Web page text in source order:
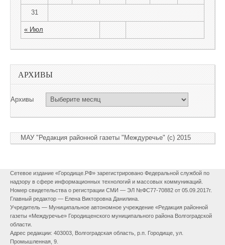
« Июл
31
АРХИВЫ
Архивы
МАУ "Редакция районной газеты "Междуречье" (c) 2015
Сетевое издание «Городище.РФ» зарегистрировано Федеральной службой по
надзору в сфере информационных технологий и массовых коммуникаций.
Номер свидетельства о регистрации СМИ — ЭЛ №ФС77-70882 от 05.09.2017г.
Главный редактор — Елена Викторовна Данилина.
Учредитель — Муниципальное автономное учреждение «Редакция районной
газеты «Междуречье» Городищенского муниципального района Волгоградской
области.
Адрес редакции: 403003, Волгоградская область, р.п. Городище, ул.
Промышленная, 9.